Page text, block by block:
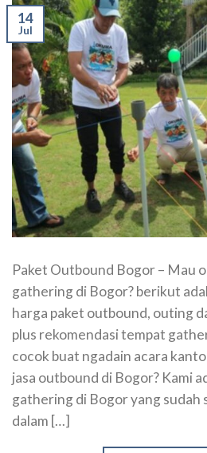
14
Jul
Paket Outbound Bogor – Mau
gathering di Bogor? berikut
harga paket outbound, outing
plus rekomendasi tempat
cocok buat ngadain acara
jasa outbound di Bogor? Kami
gathering di Bogor yang
dalam […]